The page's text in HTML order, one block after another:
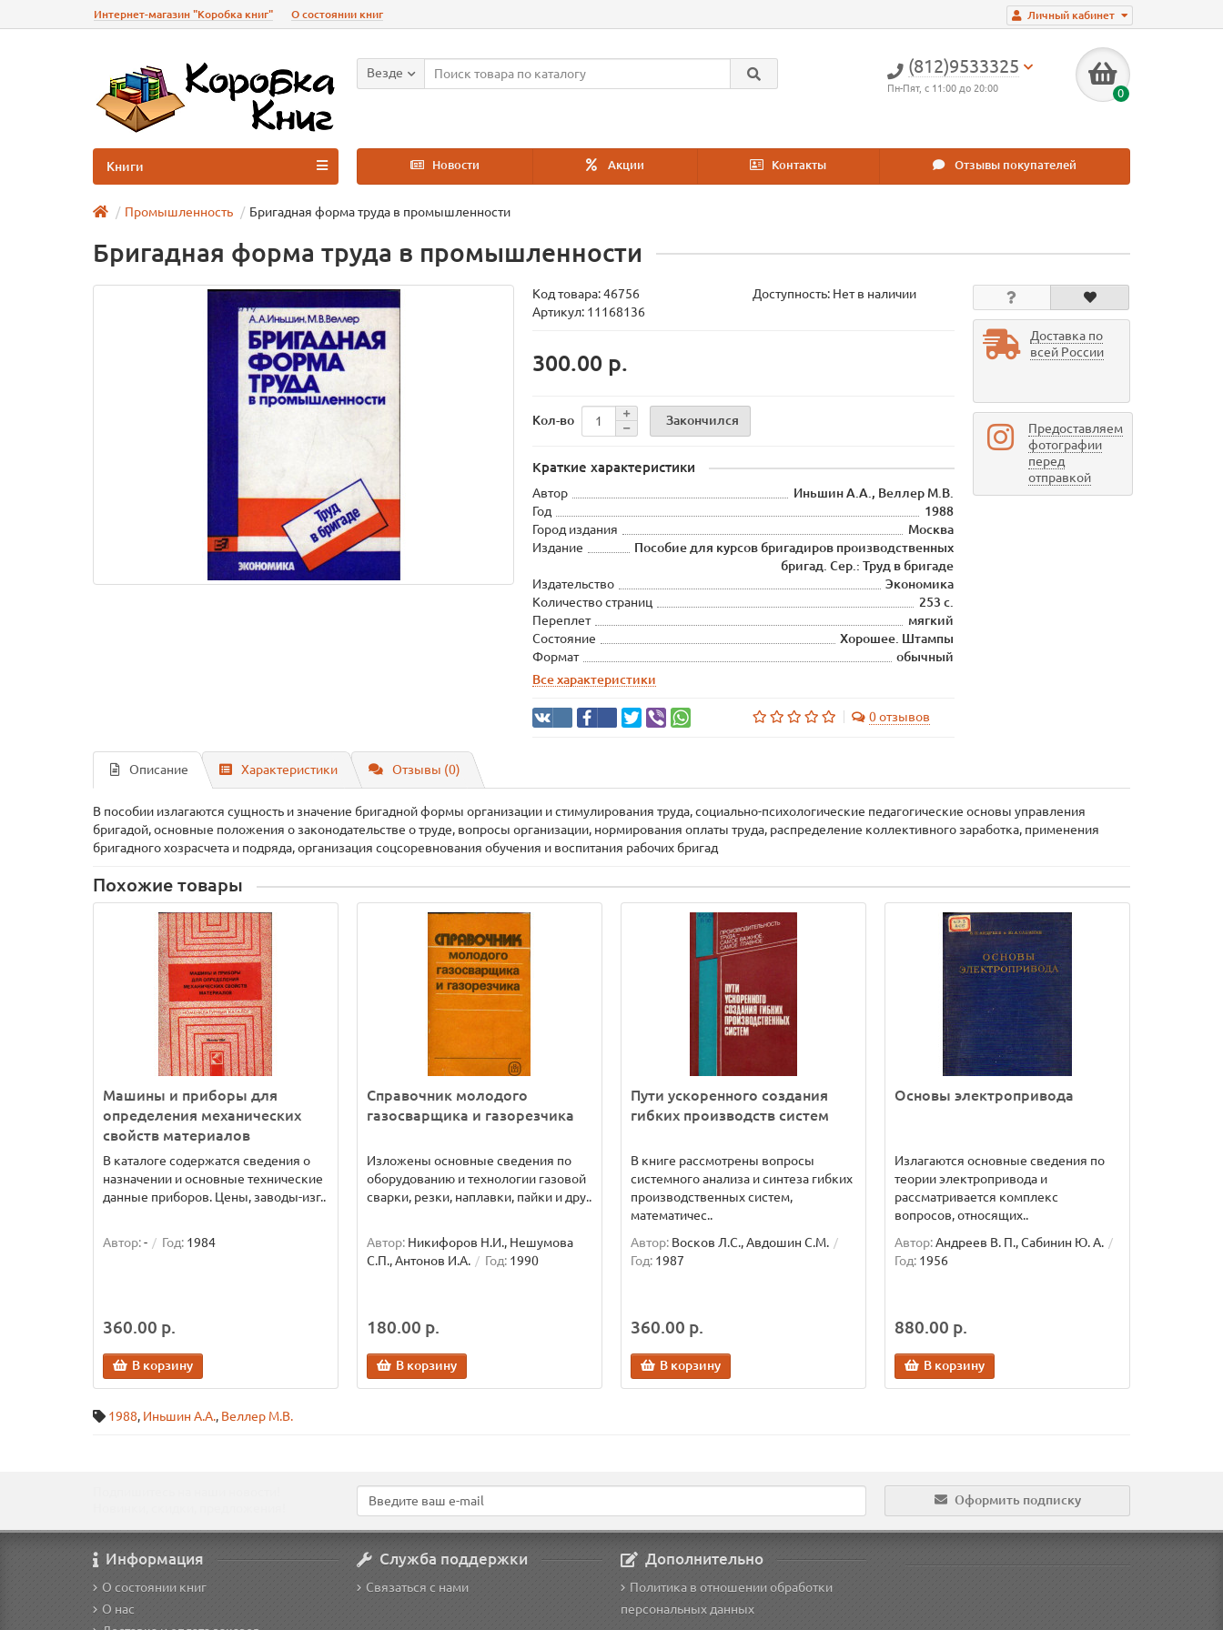
Личный кабинет
Интернет-магазин "Коробка книг" О состоянии книг
(812)9533325
Пн-Пят, с 11:00 до 20:00 0
Везде
Новости Акции Контакты Отзывы покупателей
Книги
Промышленность Бригадная форма труда в промышленности
Бригадная форма труда в промышленности
Код товара:46756
Доступность: Нет в наличии
Артикул: 11168136
300.00 р.
Кол-во Закончился
Краткие характеристики
Автор
Иньшин А.А., Веллер М.В.
Год
1988
Город издания
Москва
Издание
Пособие для курсов бригадиров производственных
бригад. Сер.: Труд в бригаде
Издательство
Экономика
Количество страниц
253 с.
Переплет
мягкий
Состояние
Хорошее. Штампы
Формат
обычный
Все характеристики
0 отзывов
Доставка по
всей России
Предоставляем
фотографии
перед
отправкой
Описание Характеристики Отзывы (0)
В пособии излагаются сущность и значение бригадной формы организации и стимулирования труда, социально-психологические педагогические основы управления
бригадой, основные положения о законодательстве о труде, вопросы организации, нормирования оплаты труда, распределение коллективного заработка, применения
бригадного хозрасчета и подряда, организация соцсоревнования обучения и воспитания рабочих бригад
Похожие товары
Машины и приборы для
определения механических
свойств материалов
В каталоге содержатся сведения о
назначении и основные технические
данные приборов. Цены, заводы-изг..
Автор:- Год: 1984
360.00 р.
В корзину
Справочник молодого
газосварщика и газорезчика
Изложены основные сведения по
оборудованию и технологии газовой
сварки, резки, наплавки, пайки и дру..
Автор: Никифоров Н.И., Нешумова
С.П., Антонов И.А.
Год: 1990
180.00 р.
В корзину
Пути ускоренного создания
гибких производств систем
В книге рассмотрены вопросы
системного анализа и синтеза гибких
производственных систем,
математичес..
Автор: Восков Л.С., Авдошин С.М.
Год: 1987
360.00 р.
В корзину
Основы электропривода
Излагаются основные сведения по
теории электропривода и
рассматривается комплекс
вопросов, относящих..
Автор:Андреев В. П., Сабинин Ю. А.
Год: 1956
880.00 р.
В корзину
1988, Иньшин А.А., Веллер М.В.
Оформить подписку
Информация
О состоянии книг
О нас
Служба поддержки
Связаться с нами
Дополнительно
Политика в отношении обработки
персональных данных